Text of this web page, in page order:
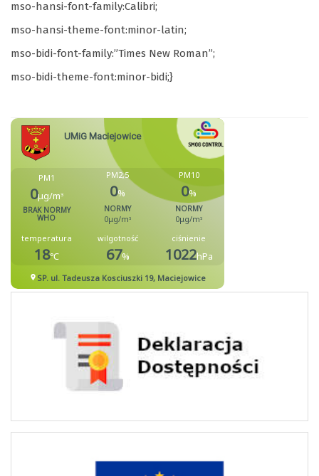
mso-hansi-font-family:Calibri;
mso-hansi-theme-font:minor-latin;
mso-bidi-font-family:”Times New Roman”;
mso-bidi-theme-font:minor-bidi;}